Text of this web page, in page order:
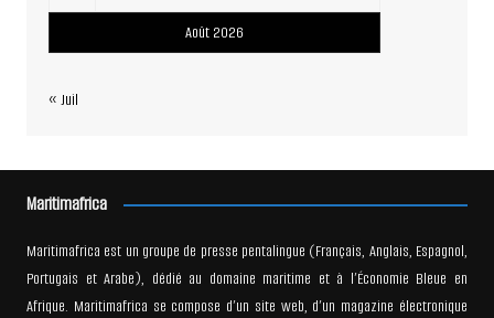
Août 2026
« Juil
Maritimafrica
Maritimafrica est un groupe de presse pentalingue (Français, Anglais, Espagnol,
Portugais et Arabe), dédié au domaine maritime et à l’Économie Bleue en
Afrique. Maritimafrica se compose d’un site web, d’un magazine électronique